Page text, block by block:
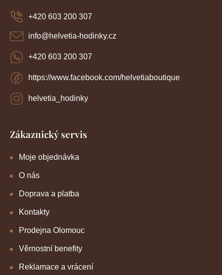
info@helvetia-hodinky.cz
+420 603 200 307
https://www.facebook.com/helvetiaboutique
helvetia_hodinky
+420 603 200 307
Zákaznický servis
Moje objednávka
O nás
Doprava a platba
Kontakty
Prodejna Olomouc
Věrnostní benefity
Reklamace a vrácení